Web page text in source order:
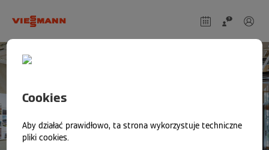
Cookies
Aby działać prawidłowo, ta strona wykorzystuje techniczne
pliki cookies.